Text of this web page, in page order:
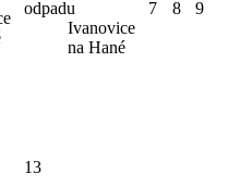
odpadu
Ivanovice
na Hané
7 8 9
13